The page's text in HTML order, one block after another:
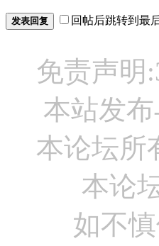
发表回复 回帖后跳转到最
免责声明
本站发
本论坛所
本论
如不